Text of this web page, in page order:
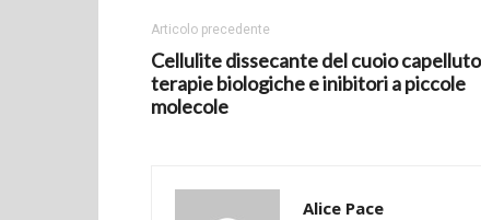
Articolo precedente
Cellulite dissecante del cuoio
terapie biologiche e inibitori a piccole
molecole
Alice Pace